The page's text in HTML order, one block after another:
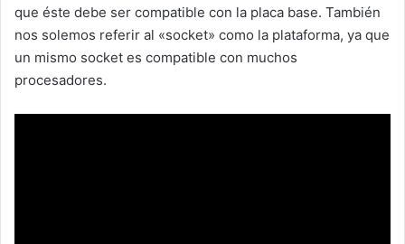
que éste debe ser compatible con la placa base. También
nos solemos referir al «socket» como la plataforma, ya que
un mismo socket es compatible con muchos
procesadores.